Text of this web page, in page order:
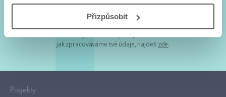
Přizpůsobit
Tvá e-mailová adresa je u nás v bezpečí. Přečti si
jak zpracováváme tvé údaje, najdeš zde.
Projekty